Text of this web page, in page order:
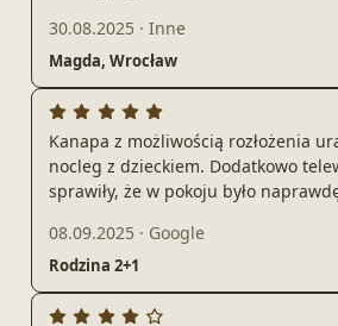
30.08.2025 · Inne
Magda, Wrocław
Kanapa z możliwością rozłożenia
nocleg z dzieckiem. Dodatkowo
sprawiły, że w pokoju było
08.09.2025 · Google
Rodzina 2+1